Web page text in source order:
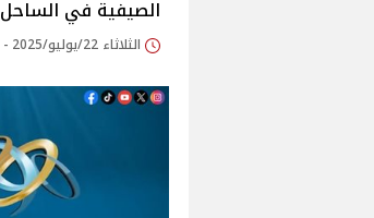
الصيفية في الساحل‎
الثلاثاء 22/يوليو/2025 - 06:44 م